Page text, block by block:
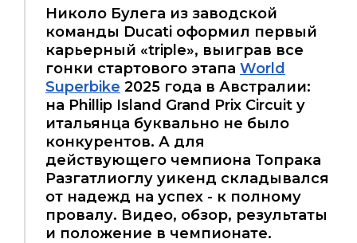
Николо Булега из заводской
команды Ducati оформил первый
карьерный «triple», выиграв все
гонки стартового этапа World
Superbike 2025 года в Австралии:
на Phillip Island Grand Prix Circuit у
итальянца буквально не было
конкурентов. А для
действующего чемпиона Топрака
Разгатлиоглу уикенд складывался
от надежд на успех - к полному
провалу. Видео, обзор, результаты
и положение в чемпионате.